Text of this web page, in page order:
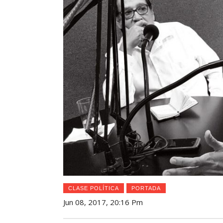
CLASE POLÍTICA PORTADA
Jun 08, 2017, 20:16 Pm